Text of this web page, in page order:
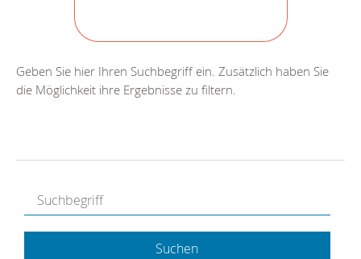
Geben Sie hier Ihren Suchbegriff ein. Zusätzlich haben Sie
die Möglichkeit ihre Ergebnisse zu filtern.
Suchen